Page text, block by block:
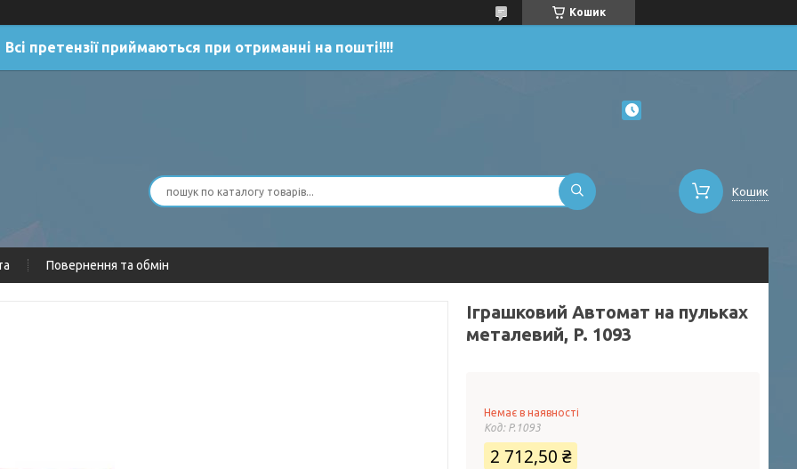
Кошик
Всі претензії приймаються при отриманні на пошті!!!!
Кошик
Повернення та обмін
Іграшковий Автомат на пульках
металевий, P. 1093
Немає в наявності
Код: P.1093
2 712,50 ₴